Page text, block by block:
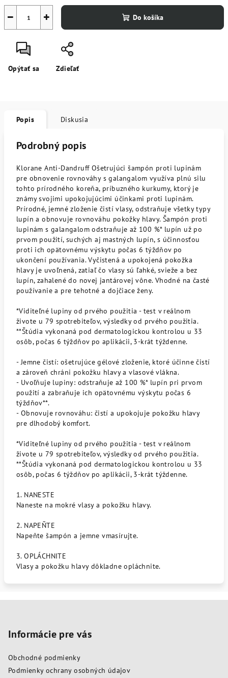
+
− Do košíka
Opýtať sa Zdieľať
Popis Diskusia
Podrobný popis
Klorane Anti-Dandruff Ošetrujúci šampón proti lupinám
pre obnovenie rovnováhy s galangalom využíva plnú silu
tohto prírodného koreňa, príbuzného kurkumy, ktorý je
známy svojimi upokojujúcimi účinkami proti lupinám.
Prírodné, jemné zloženie čistí vlasy, odstraňuje všetky typy
lupín a obnovuje rovnováhu pokožky hlavy. Šampón proti
lupinám s galangalom odstraňuje až 100 %* lupín už po
prvom použití, suchých aj mastných lupín, s účinnosťou
proti ich opätovnému výskytu počas 6 týždňov po
ukončení používania. Vyčistená a upokojená pokožka
hlavy je uvoľnená, zatiaľ čo vlasy sú ľahké, svieže a bez
lupín, zahalené do novej jantárovej vône. Vhodné na časté
používanie a pre tehotné a dojčiace ženy.
*Viditeľné lupiny od prvého použitia - test v reálnom
živote u 79 spotrebiteľov, výsledky od prvého použitia.
**Štúdia vykonaná pod dermatologickou kontrolou u 33
osôb, počas 6 týždňov po aplikácii, 3-krát týždenne.
- Jemne čistí: ošetrujúce gélové zloženie, ktoré účinne čistí
a zároveň chráni pokožku hlavy a vlasové vlákna.
- Uvoľňuje lupiny: odstraňuje až 100 %* lupín pri prvom
použití a zabraňuje ich opätovnému výskytu počas 6
týždňov**.
- Obnovuje rovnováhu: čistí a upokojuje pokožku hlavy
pre dlhodobý komfort.
*Viditeľné lupiny od prvého použitia - test v reálnom
živote u 79 spotrebiteľov, výsledky od prvého použitia.
**Štúdia vykonaná pod dermatologickou kontrolou u 33
osôb, počas 6 týždňov po aplikácii, 3-krát týždenne.
1. NANESTE
Naneste na mokré vlasy a pokožku hlavy.
2. NAPEŇTE
Napeňte šampón a jemne vmasírujte.
3. OPLÁCHNITE
Vlasy a pokožku hlavy dôkladne opláchnite.
Informácie pre vás
Obchodné podmienky
Podmienky ochrany osobných údajov